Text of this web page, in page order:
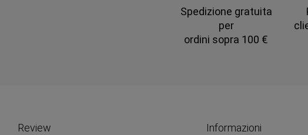
Spedizione gratuita
per
ordini sopra 100 €
Review Informazioni